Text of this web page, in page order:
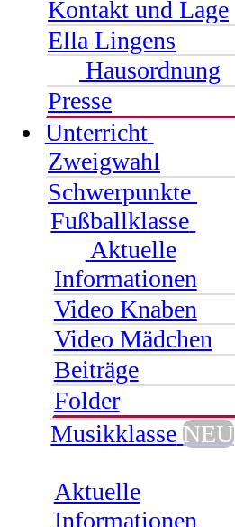
Kontakt und Lage
Ella Lingens
Hausordnung
Presse
Unterricht
Zweigwahl
Schwerpunkte
Fußballklasse
Aktuelle
Informationen
Video Knaben
Video Mädchen
Beiträge
Folder
Musikklasse NEU
Aktuelle
Informationen